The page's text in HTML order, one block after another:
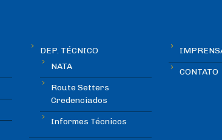
DEP. TÉCNICO
NATA
Route Setters
Credenciados
Informes Técnicos
CONTATO